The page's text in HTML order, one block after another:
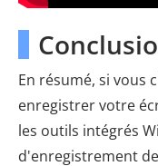
En résumé, si vous
enregistrer votre
les outils intégrés
d'enregistrement